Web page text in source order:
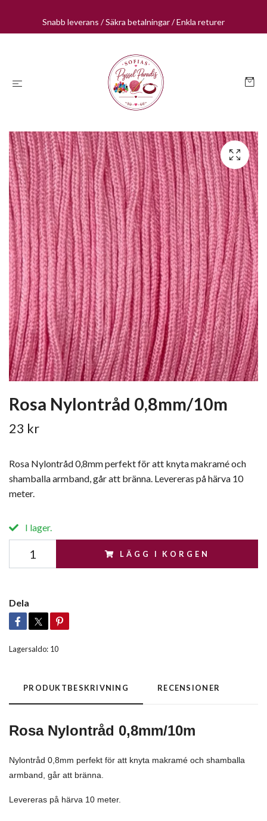
Snabb leverans / Säkra betalningar / Enkla returer
Rosa Nylontråd 0,8mm/10m
23 kr
Rosa Nylontråd 0,8mm perfekt för att knyta makramé och
shamballa armband, går att bränna. Levereras på härva 10
meter.
I lager.
LÄGG I KORGEN
Dela
Lagersaldo: 10
PRODUKTBESKRIVNING RECENSIONER
Rosa Nylontråd 0,8mm/10m
Nylontråd 0,8mm perfekt för att knyta makramé och shamballa
armband, går att bränna.
Levereras på härva 10 meter.